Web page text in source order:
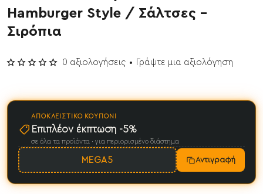
Hamburger Style / Σάλτσες -
Σιρόπια
0 αξιολογήσεις • Γράψτε μια αξιολόγηση
ΑΠΟΚΛΕΙΣΤΙΚΌ ΚΟΥΠΌΝΙ
Επιπλέον έκπτωση -5%
σε όλα τα προϊόντα · για περιορισμένο διάστημα
MEGA5 Αντιγραφή